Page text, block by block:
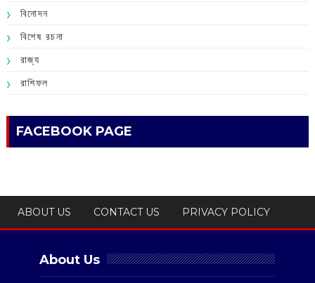
বিনোদন
বিশেষ রচনা
রাজ্য
রাশিফল
FACEBOOK PAGE
ABOUT US CONTACT US PRIVACY POLICY
About Us